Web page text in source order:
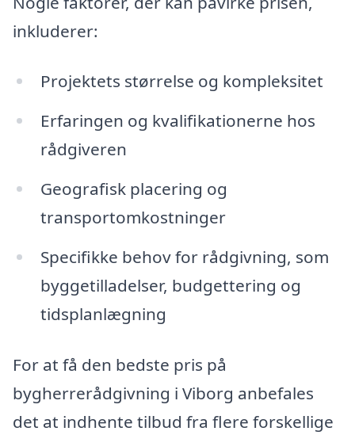
inkluderer:
Projektets størrelse og kompleksitet
Erfaringen og kvalifikationerne hos
rådgiveren
Geografisk placering og
transportomkostninger
Specifikke behov for rådgivning, som
byggetilladelser, budgettering og
tidsplanlægning
For at få den bedste pris på
bygherrerådgivning i Viborg anbefales
det at indhente tilbud fra flere forskellige